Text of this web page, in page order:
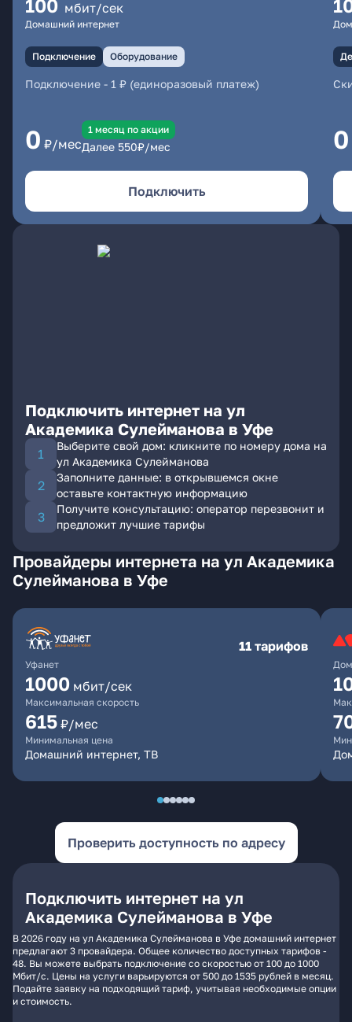
100 мбит/сек
Домашний интернет
Подключение Оборудование
Подключение - 1 ₽ (единоразовый платеж)
0 ₽/мес
1 месяц по акции
Далее 550₽/мес
Подключить
0
Подключить интернет на ул
Академика Сулейманова в Уфе
Выберите свой дом: кликните по номеру дома на
ул Академика Сулейманова
Заполните данные: в открывшемся окне
оставьте контактную информацию
Получите консультацию: оператор перезвонит и
предложит лучшие тарифы
Провайдеры интернета на ул Академика
Сулейманова в Уфе
Уфанет
11 тарифов
1000 мбит/сек
Максимальная скорость
615 ₽/мес
Минимальная цена
Домашний интернет, ТВ
Проверить доступность по адресу
Подключить интернет на ул
Академика Сулейманова в Уфе
В 2026 году на ул Академика Сулейманова в Уфе домашний интернет
предлагают 3 провайдера. Общее количество доступных тарифов -
48. Вы можете выбрать подключение со скоростью от 100 до 1000
Мбит/с. Цены на услуги варьируются от 500 до 1535 рублей в месяц.
Подайте заявку на подходящий тариф, учитывая необходимые опции
и стоимость.